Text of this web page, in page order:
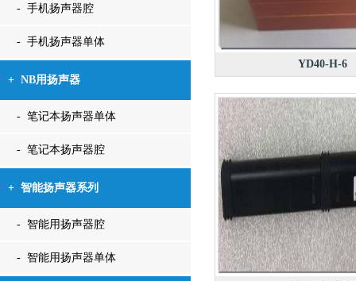
- 手机扬声器腔
- 手机扬声器单体
+ NB用扬声器
- 笔记本扬声器单体
- 笔记本扬声器腔
+ 智能扬声器系列
- 智能用扬声器腔
- 智能用扬声器单体
YD40-H-6